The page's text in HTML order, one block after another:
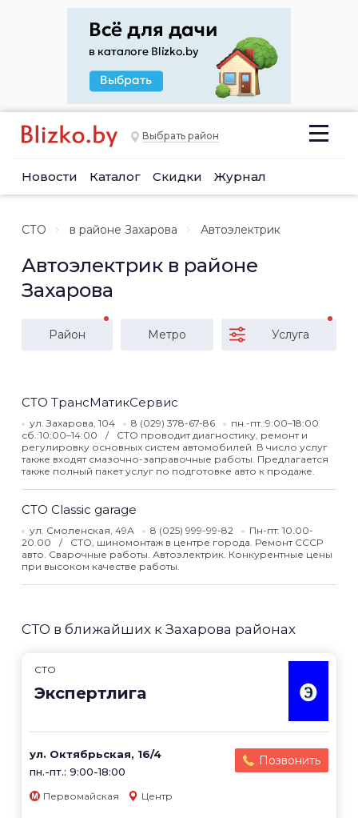
Выбрать район
Новости Каталог Скидки Журнал
СТО в районе Захарова Автоэлектрик
Автоэлектрик в районе
Захарова
Район Метро Услуга
СТО ТрансМатикСервис
ул. Захарова, 104 8 (029) 378-67-86
пн.-пт.:9:00–18:00
сб.:10:00–14:00
СТО проводит диагностику, ремонт и
регулировку основных систем автомобилей. В число услуг
также входят смазочно-заправочные работы. Предлагается
также полный пакет услуг по подготовке авто к продаже.
СТО Classic garage
ул. Смоленская, 49А 8 (025) 999-99-82
Пн-пт: 10.00-
20.00
СТО, шиномонтаж в центре города. Ремонт СССР
авто. Сварочные работы. Автоэлектрик. Конкурентные цены
при высоком качестве работы.
СТО в ближайших к Захарова районах
СТО
Экспертлига
ул. Октябрьская, 16/4
пн.-пт.: 9:00-18:00
Позвонить
Первомайская Центр